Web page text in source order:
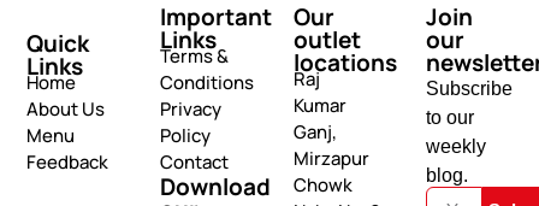
Quick
Links
Home
About Us
Menu
Feedback
Important
Links
Terms &
Conditions
Privacy
Policy
Contact
Download
Our
outlet
locations
Raj
Kumar
Ganj,
Mirzapur
Chowk
Join
our
Subscribe
to our
weekly
blog.